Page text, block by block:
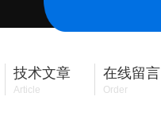
技术文章
Article
在线留言
Order